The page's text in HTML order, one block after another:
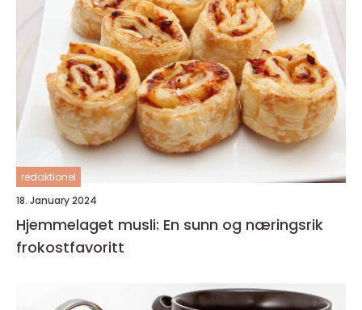
redaktionel
18. January 2024
Hjemmelaget musli: En sunn og næringsrik
frokostfavoritt